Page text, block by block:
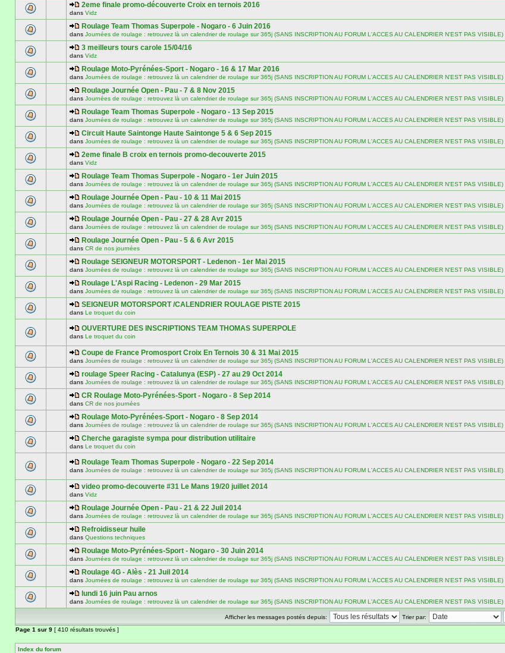
2eme finale promo-découverte Croix en ternois 2016
dans Vidz
Roulage Team Thomas Superpole - Nogaro - 6 Juin 2016
dans Journées de roulage : retrouvez là un calendrier de roulage sur 365j (SANS INSCRIPTION AU FORUM L'ACCES AU CALENDRIER N'EST PAS VISIBLE)
3 meilleurs tours carole 15/04/16
dans Vidz
Roulage Moto-Pyrénées-Sport - Nogaro - 16 & 17 Mar 2016
dans Journées de roulage : retrouvez là un calendrier de roulage sur 365j (SANS INSCRIPTION AU FORUM L'ACCES AU CALENDRIER N'EST PAS VISIBLE)
Roulage Journée Open - Pau - 7 & 8 Nov 2015
dans Journées de roulage : retrouvez là un calendrier de roulage sur 365j (SANS INSCRIPTION AU FORUM L'ACCES AU CALENDRIER N'EST PAS VISIBLE)
Roulage Team Thomas Superpole - Nogaro - 13 Sep 2015
dans Journées de roulage : retrouvez là un calendrier de roulage sur 365j (SANS INSCRIPTION AU FORUM L'ACCES AU CALENDRIER N'EST PAS VISIBLE)
Circuit Haute Saintonge Haute Saintonge 5 & 6 Sep 2015
dans Journées de roulage : retrouvez là un calendrier de roulage sur 365j (SANS INSCRIPTION AU FORUM L'ACCES AU CALENDRIER N'EST PAS VISIBLE)
2eme finale B croix en ternois promo-decouverte 2015
dans Vidz
Roulage Team Thomas Superpole - Nogaro - 1er Juin 2015
dans Journées de roulage : retrouvez là un calendrier de roulage sur 365j (SANS INSCRIPTION AU FORUM L'ACCES AU CALENDRIER N'EST PAS VISIBLE)
Roulage Journée Open - Pau - 10 & 11 Mai 2015
dans Journées de roulage : retrouvez là un calendrier de roulage sur 365j (SANS INSCRIPTION AU FORUM L'ACCES AU CALENDRIER N'EST PAS VISIBLE)
Roulage Journée Open - Pau - 27 & 28 Avr 2015
dans Journées de roulage : retrouvez là un calendrier de roulage sur 365j (SANS INSCRIPTION AU FORUM L'ACCES AU CALENDRIER N'EST PAS VISIBLE)
Roulage Journée Open - Pau - 5 & 6 Avr 2015
dans CR de nos journées
Roulage SEIGNEUR MOTORSPORT - Ledenon - 1er Mai 2015
dans Journées de roulage : retrouvez là un calendrier de roulage sur 365j (SANS INSCRIPTION AU FORUM L'ACCES AU CALENDRIER N'EST PAS VISIBLE)
Roulage L'Aspi Racing - Ledenon - 29 Mar 2015
dans Journées de roulage : retrouvez là un calendrier de roulage sur 365j (SANS INSCRIPTION AU FORUM L'ACCES AU CALENDRIER N'EST PAS VISIBLE)
SEIGNEUR MOTORSPORT /CALENDRIER ROULAGE PISTE 2015
dans Le troquet du coin
OUVERTURE DES INSCRIPTIONS TEAM THOMAS SUPERPOLE
dans Le troquet du coin
Coupe de France Promosport Croix En Ternois 30 & 31 Mai 2015
dans Journées de roulage : retrouvez là un calendrier de roulage sur 365j (SANS INSCRIPTION AU FORUM L'ACCES AU CALENDRIER N'EST PAS VISIBLE)
roulage Speer Racing - Catalunya (ESP) - 27 au 29 Oct 2014
dans Journées de roulage : retrouvez là un calendrier de roulage sur 365j (SANS INSCRIPTION AU FORUM L'ACCES AU CALENDRIER N'EST PAS VISIBLE)
CR Roulage Moto-Pyrénées-Sport - Nogaro - 8 Sep 2014
dans CR de nos journées
Roulage Moto-Pyrénées-Sport - Nogaro - 8 Sep 2014
dans Journées de roulage : retrouvez là un calendrier de roulage sur 365j (SANS INSCRIPTION AU FORUM L'ACCES AU CALENDRIER N'EST PAS VISIBLE)
Cherche garagiste sympa pour distribution utilitaire
dans Le troquet du coin
Roulage Team Thomas Superpole - Nogaro - 22 Sep 2014
dans Journées de roulage : retrouvez là un calendrier de roulage sur 365j (SANS INSCRIPTION AU FORUM L'ACCES AU CALENDRIER N'EST PAS VISIBLE)
video promo-decouverte #31 Le Mans 19/20 juillet 2014
dans Vidz
Roulage Journée Open - Pau - 21 & 22 Juil 2014
dans Journées de roulage : retrouvez là un calendrier de roulage sur 365j (SANS INSCRIPTION AU FORUM L'ACCES AU CALENDRIER N'EST PAS VISIBLE)
Refroidisseur huile
dans Questions techniques
Roulage Moto-Pyrénées-Sport - Nogaro - 30 Juin 2014
dans Journées de roulage : retrouvez là un calendrier de roulage sur 365j (SANS INSCRIPTION AU FORUM L'ACCES AU CALENDRIER N'EST PAS VISIBLE)
Roulage 4G - Alès - 21 Juil 2014
dans Journées de roulage : retrouvez là un calendrier de roulage sur 365j (SANS INSCRIPTION AU FORUM L'ACCES AU CALENDRIER N'EST PAS VISIBLE)
lundi 16 juin Pau arnos
dans Journées de roulage : retrouvez là un calendrier de roulage sur 365j (SANS INSCRIPTION AU FORUM L'ACCES AU CALENDRIER N'EST PAS VISIBLE)
Afficher les messages postés depuis:
Trier par:
Page 1 sur 9 [ 410 résultats trouvés ]
Index du forum